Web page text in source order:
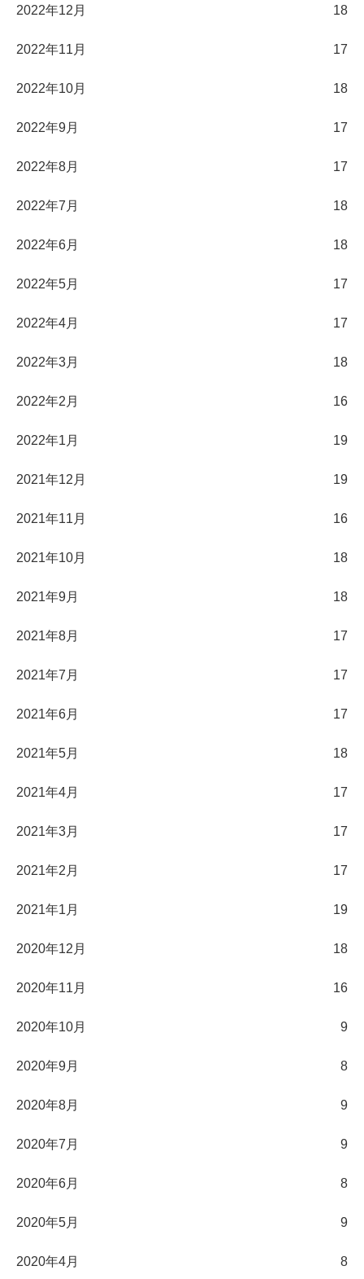
2022年12月 18
2022年11月 17
2022年10月 18
2022年9月 17
2022年8月 17
2022年7月 18
2022年6月 18
2022年5月 17
2022年4月 17
2022年3月 18
2022年2月 16
2022年1月 19
2021年12月 19
2021年11月 16
2021年10月 18
2021年9月 18
2021年8月 17
2021年7月 17
2021年6月 17
2021年5月 18
2021年4月 17
2021年3月 17
2021年2月 17
2021年1月 19
2020年12月 18
2020年11月 16
2020年10月 9
2020年9月 8
2020年8月 9
2020年7月 9
2020年6月 8
2020年5月 9
2020年4月 8